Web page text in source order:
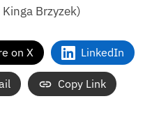
Brzyzek)
on X LinkedIn
Copy Link